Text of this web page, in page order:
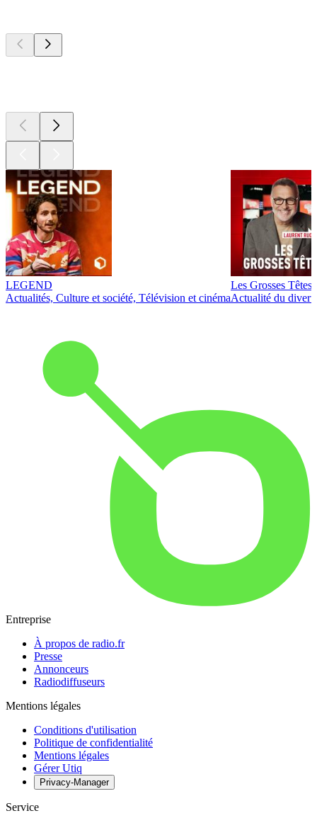
LEGEND
Actualités, Culture et société, Télévision et cinéma
Les Grosses Têtes
Actualité du
Entreprise
À propos de radio.fr
Presse
Annonceurs
Radiodiffuseurs
Mentions légales
Conditions d'utilisation
Politique de confidentialité
Mentions légales
Gérer Utiq
Privacy-Manager
Service